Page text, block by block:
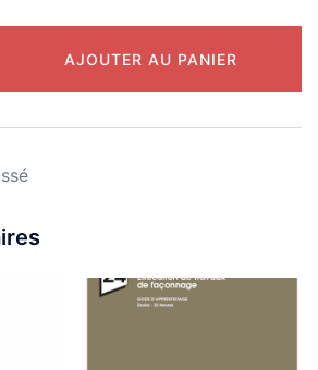
AJOUTER AU PANIER